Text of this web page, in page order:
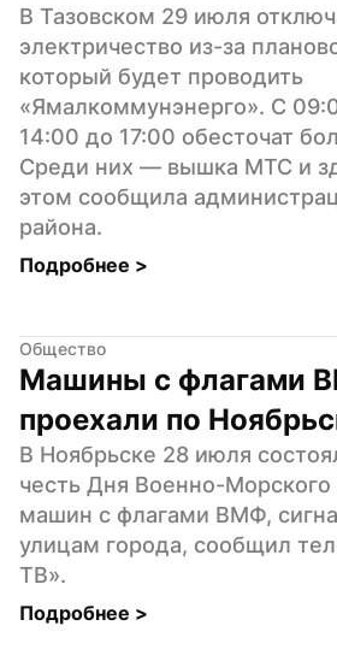
В Тазовском 29 июля
электричество из-за
который будет проводить
«Ямалкоммунэнерго». С
14:00 до 17:00 обесточат
Среди них — вышка МТС и
этом сообщила
района.
Подробнее >
Общество
Машины с флагами
проехали по
В Ноябрьске 28 июля
честь Дня Военно-
машин с флагами ВМФ,
улицам города, сообщил
ТВ».
Подробнее >